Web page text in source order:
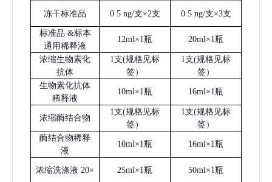
冻干标准品 0.5 ng/支×2支 0.5 ng/支×3支
标准品 &标本
通用稀释液
12ml×1瓶 20ml×1瓶
浓缩生物素化
抗体
1支(规格见标
签）
1支(规格见标
签）
生物素化抗体
稀释液
10ml×1瓶 16ml×1瓶
浓缩酶结合物
1支(规格见标
签）
1支(规格见标
签）
酶结合物稀释
液
10ml×1瓶 16ml×1瓶
浓缩洗涤液 20× 25ml×1瓶 50ml×1瓶